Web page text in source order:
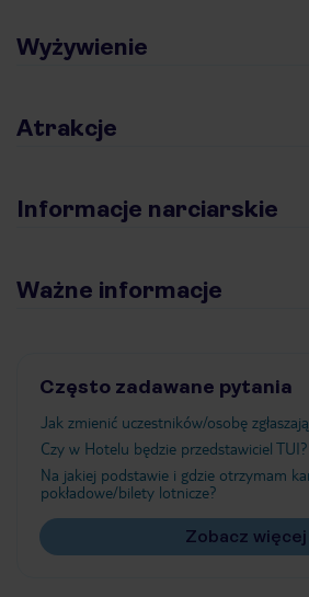
Wyżywienie
Atrakcje
Informacje narciarskie
Ważne informacje
Często zadawane pytania
Jak zmienić uczestników/osobę
Czy w Hotelu będzie przedstawiciel TUI?
Na jakiej podstawie i gdzie otrzymam
pokładowe/bilety lotnicze?
Zobacz więcej